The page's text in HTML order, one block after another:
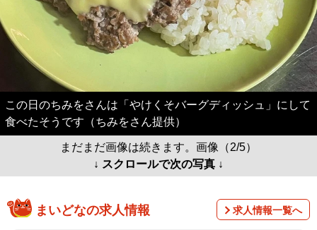
この日のちみをさんは「やけくそバーグディッシュ」にして
食べたそうです（ちみをさん提供）
まだまだ画像は続きます。画像（2/5）
↓ スクロールで次の写真 ↓
まいどなの求人情報 求人情報一覧へ